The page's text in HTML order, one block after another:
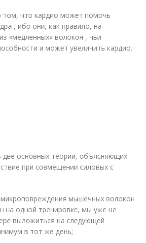
том, что кардио может помочь
, ибо они, как правило, на
«медленных» волокон , чьи
и может увеличить кардио.
две основных теории, объясняющих
при совмещении силовых с
микроповреждения мышечных волокон
на одной тренировке, мы уже не
выложиться на следующей
в тот же день;